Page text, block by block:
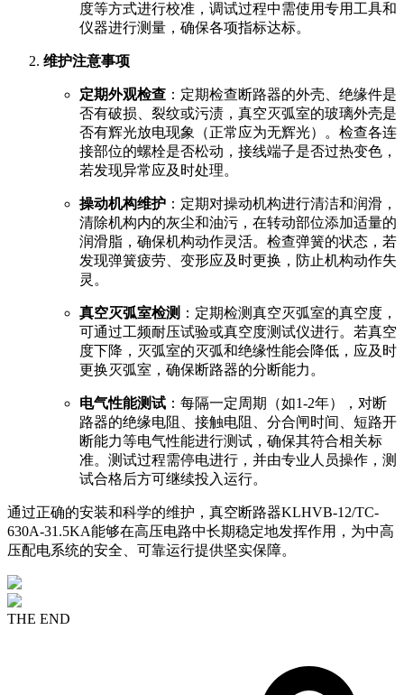
度等方式进行校准，调试过程中需使用专用工具和
仪器进行测量，确保各项指标达标。
维护注意事项
定期外观检查 ：定期检查断路器的外壳、绝缘件是
否有破损、裂纹或污渍，真空灭弧室的玻璃外壳是
否有辉光放电现象（正常应为无辉光）。检查各连
接部位的螺栓是否松动，接线端子是否过热变色，
若发现异常应及时处理。
操动机构维护 ：定期对操动机构进行清洁和润滑，
清除机构内的灰尘和油污，在转动部位添加适量的
润滑脂，确保机构动作灵活。检查弹簧的状态，若
发现弹簧疲劳、变形应及时更换，防止机构动作失
灵。
真空灭弧室检测 ：定期检测真空灭弧室的真空度，
可通过工频耐压试验或真空度测试仪进行。若真空
度下降，灭弧室的灭弧和绝缘性能会降低，应及时
更换灭弧室，确保断路器的分断能力。
电气性能测试 ：每隔一定周期（如1-2年），对断
路器的绝缘电阻、接触电阻、分合闸时间、短路开
断能力等电气性能进行测试，确保其符合相关标
准。测试过程需停电进行，并由专业人员操作，测
试合格后方可继续投入运行。
通过正确的安装和科学的维护，真空断路器KLHVB-12/TC-
630A-31.5KA能够在高压电路中长期稳定地发挥作用，为中高
压配电系统的安全、可靠运行提供坚实保障。
THE END